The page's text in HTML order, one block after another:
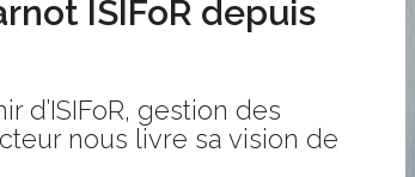
ISIFoR depuis
d’ISIFoR, gestion des
nous livre sa vision de